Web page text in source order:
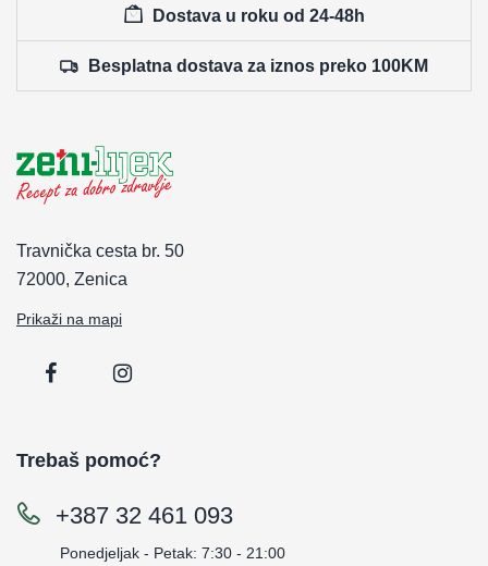
Dostava u roku od 24-48h
Besplatna dostava za iznos preko 100KM
Travnička cesta br. 50
72000, Zenica
Prikaži na mapi
Trebaš pomoć?
+387 32 461 093
Ponedjeljak - Petak: 7:30 - 21:00